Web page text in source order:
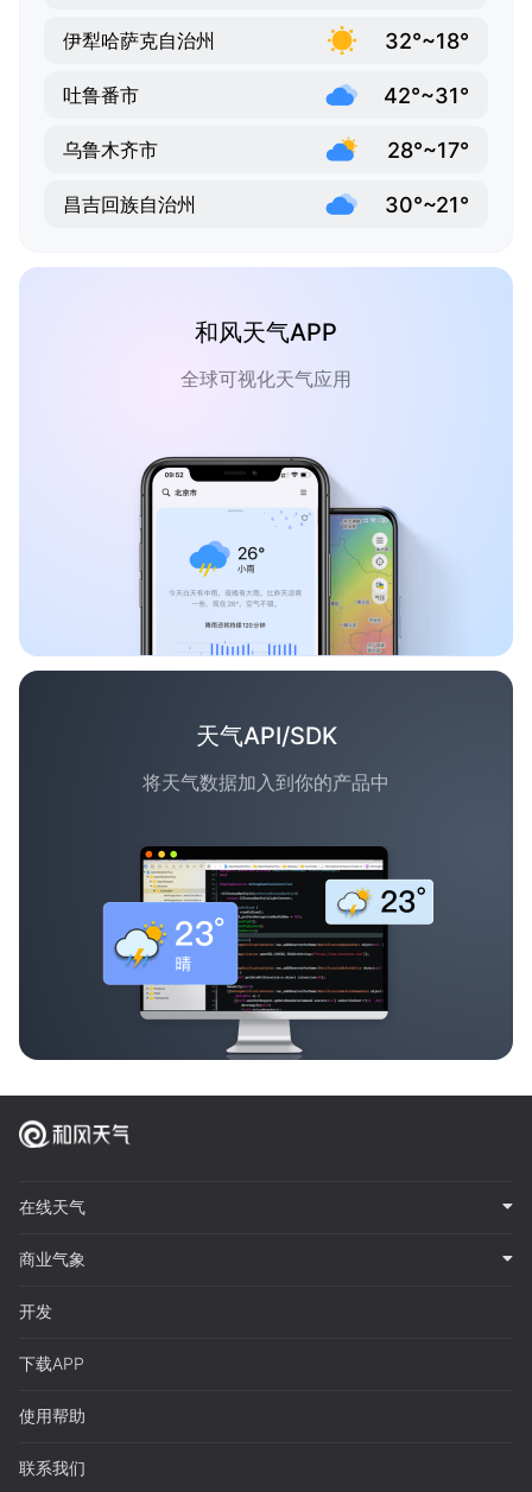
伊犁哈萨克自治州 32°~18°
吐鲁番市 42°~31°
乌鲁木齐市 28°~17°
昌吉回族自治州 30°~21°
和风天气APP
全球可视化天气应用
天气API/SDK
将天气数据加入到你的产品中
在线天气
商业气象
开发
下载APP
使用帮助
联系我们